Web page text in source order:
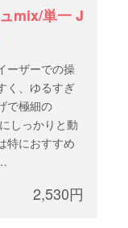
mix/単一 J
ーザーでの操
く、ゆるすぎ
で極細の
しっかりと動
特におすすめ
は 9-13mm
2,530円